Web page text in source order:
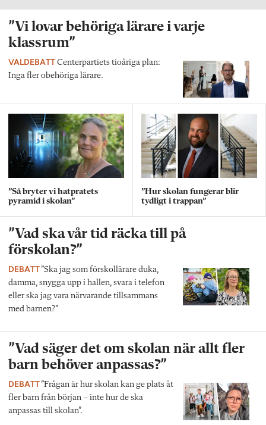
”Vi lovar behöriga lärare i varje
klassrum”
VALDEBATT Centerpartiets tioåriga plan:
Inga fler obehöriga lärare.
”Så bryter vi hatpratets
pyramid i skolan”
”Hur skolan fungerar blir
tydligt i trappan”
”Vad ska vår tid räcka till på
förskolan?”
DEBATT”Ska jag som förskollärare duka,
damma, snygga upp i hallen, svara i telefon
eller ska jag vara närvarande tillsammans
med barnen?”
”Vad säger det om skolan när allt fler
barn behöver anpassas?”
DEBATT”Frågan är hur skolan kan ge plats åt
fler barn från början – inte hur de ska
anpassas till skolan”.